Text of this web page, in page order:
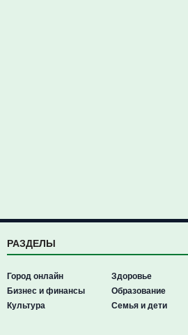
РАЗДЕЛЫ
Город онлайн
Бизнес и финансы
Культура
Здоровье
Образование
Семья и дети